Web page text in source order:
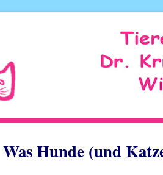
Was Hunde (und